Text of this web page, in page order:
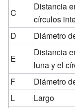
C
Distancia
círculos
D
Diámetro
E
Distancia
luna y el
F
Diámetro
L
Largo